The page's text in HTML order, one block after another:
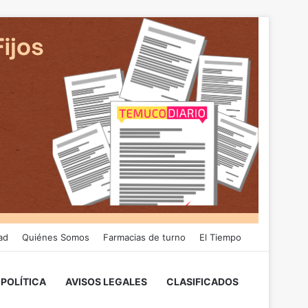
Quiénes Somos Farmacias de turno El Tiempo
POLÍTICA AVISOS LEGALES CLASIFICADOS